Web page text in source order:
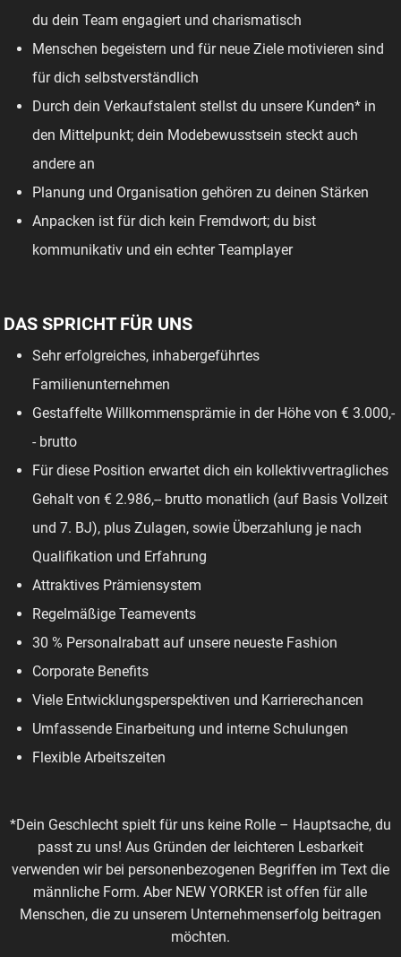
du dein Team engagiert und charismatisch
Menschen begeistern und für neue Ziele motivieren sind
für dich selbstverständlich
Durch dein Verkaufstalent stellst du unsere Kunden* in
den Mittelpunkt; dein Modebewusstsein steckt auch
andere an
Planung und Organisation gehören zu deinen Stärken
Anpacken ist für dich kein Fremdwort; du bist
kommunikativ und ein echter Teamplayer
DAS SPRICHT FÜR UNS
Sehr erfolgreiches, inhabergeführtes
Familienunternehmen
Gestaffelte Willkommensprämie in der Höhe von € 3.000,-
- brutto
Für diese Position erwartet dich ein kollektivvertragliches
Gehalt von € 2.986,-- brutto monatlich (auf Basis Vollzeit
und 7. BJ), plus Zulagen, sowie Überzahlung je nach
Qualifikation und Erfahrung
Attraktives Prämiensystem
Regelmäßige Teamevents
30 % Personalrabatt auf unsere neueste Fashion
Corporate Benefits
Viele Entwicklungsperspektiven und Karrierechancen
Umfassende Einarbeitung und interne Schulungen
Flexible Arbeitszeiten
*Dein Geschlecht spielt für uns keine Rolle – Hauptsache, du
passt zu uns! Aus Gründen der leichteren Lesbarkeit
verwenden wir bei personenbezogenen Begriffen im Text die
männliche Form. Aber NEW YORKER ist offen für alle
Menschen, die zu unserem Unternehmenserfolg beitragen
möchten.